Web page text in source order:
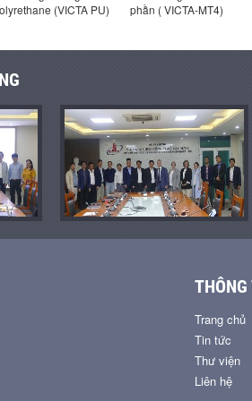
(VICTA PU)
phần ( VICTA-MT4)
THÔNG
Trang chủ
Tin tức
Thư viện
Liên hệ